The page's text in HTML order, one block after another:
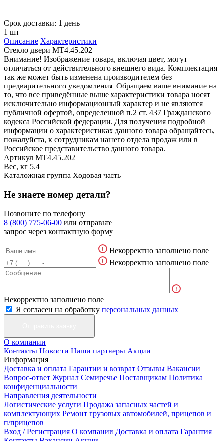
Срок доставки: 1 день
1 шт
Описание Характеристики
Стекло двери МТ4.45.202
Внимание! Изображение товара, включая цвет, могут
отличаться от действительного внешнего вида. Комплектация
так же может быть изменена производителем без
предварительного уведомления. Обращаем ваше внимание на
то, что все приведённые выше характеристики товара носят
исключительно информационный характер и не являются
публичной офертой, определенной п.2 ст. 437 Гражданского
кодекса Российской федерации. Для получения подробной
информации о характеристиках данного товара обращайтесь,
пожалуйста, к сотрудникам нашего отдела продаж или в
Российское представительство данного товара.
Артикул МТ4.45.202
Вес, кг 5.4
Каталожная группа Ходовая часть
Не знаете номер детали?
Позвоните по телефону
8 (800) 775-06-00 или отправьте
запрос через контактную форму
Некорректно заполнено поле
Некорректно заполнено поле
Некорректно заполнено поле
Я согласен на обработку персональных данных
О компании
Контакты Новости Наши партнеры Акции
Информация
Доставка и оплата Гарантии и возврат Отзывы Вакансии
Вопрос-ответ Журнал Семиречье Поставщикам Политика
конфиденциальности
Направления деятельности
Логистические услуги Продажа запасных частей и
комплектующих Ремонт грузовых автомобилей, прицепов и
п/прицепов
Вход / Регистрация О компании Доставка и оплата Гарантия